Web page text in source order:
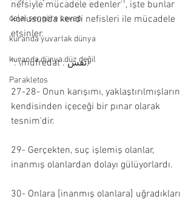
celal şengöre cevap
kuranda yuvarlak dünya
kuranda dünya düz değil
Parakletos
nefsiyle mücadele edenler'¹, işte bunlar
konusunda kendi nefisleri ile mücadele
etsinler.
¹: (müfredat : نفس)
27-28- Onun karışımı, yaklaştırılmışların
kendisinden içeceği bir pınar olarak
tesnim'dir.
29- Gerçekten, suç işlemiş olanlar,
inanmış olanlardan dolayı gülüyorlardı.
30- Onlara [inanmış olanlara] uğradıkları